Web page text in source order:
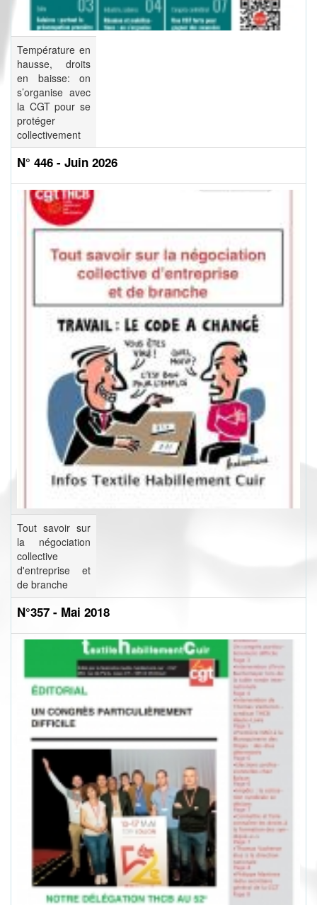
Température en
hausse, droits
en baisse: on
s’organise avec
la CGT pour se
protéger
collectivement
N° 446 - Juin 2026
Tout savoir sur
la négociation
collective
d'entreprise et
de branche
N°357 - Mai 2018